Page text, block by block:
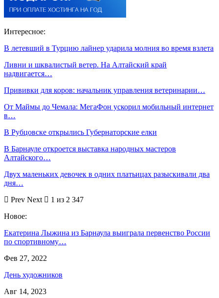
Интересное:
В летевший в Турцию лайнер ударила молния во время взлета
Ливни и шквалистый ветер. На Алтайский край
надвигается…
Прививки для коров: начальник управления ветеринарии…
От Маймы до Чемала: МегаФон ускорил мобильный интернет
в…
В Рубцовске открылись Губернаторские елки
В Барнауле откроется выставка народных мастеров
Алтайского…
Двух маленьких девочек в одних платьицах разыскивали два
дня…
Prev Next
1 из 2 347
Новое:
Екатерина Лыжина из Барнаула выиграла первенство России
по спортивному…
Фев 27, 2022
День художников
Авг 14, 2023